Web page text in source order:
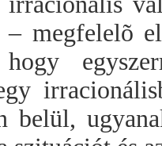
– megfelelõ
belül,